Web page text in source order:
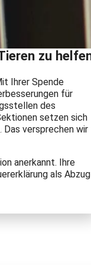
zu
Ihrer Spende
für
des
setzen sich
Das versprechen wir
anerkannt. Ihre
als Abzug